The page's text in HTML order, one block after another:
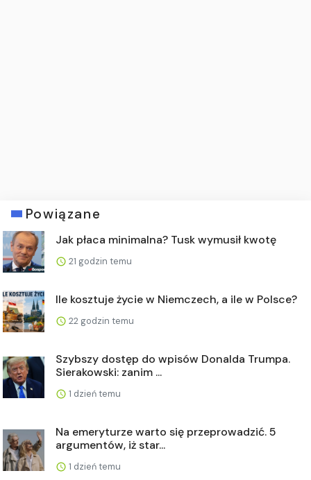
Powiązane
Jak płaca minimalna? Tusk wymusił kwotę
21 godzin temu
Ile kosztuje życie w Niemczech, a ile w Polsce?
22 godzin temu
Szybszy dostęp do wpisów Donalda Trumpa.
Sierakowski: zanim ...
1 dzień temu
Na emeryturze warto się przeprowadzić. 5
argumentów, iż star...
1 dzień temu